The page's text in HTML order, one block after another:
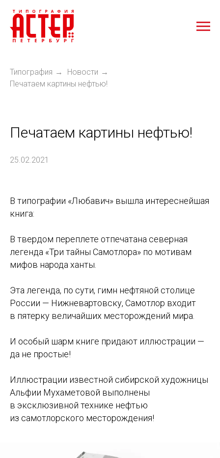
Типография → Новости →
Печатаем картины нефтью!
Печатаем картины нефтью!
25.02.2021
В типографии «Любавич» вышла интереснейшая
книга:
В твердом переплете отпечатана северная
легенда «Три тайны Самотлора» по мотивам
мифов народа ханты.
Эта легенда, по сути, гимн нефтяной столице
России — Нижневартовску, Самотлор входит
в пятерку величайших месторождений мира.
И особый шарм книге придают иллюстрации —
да не простые!
Иллюстрации известной сибирской художницы
Альфии Мухаметовой выполнены
в эксклюзивной технике нефтью
из самотлорского месторождения!